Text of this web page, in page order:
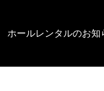
ホールレンタルのお知